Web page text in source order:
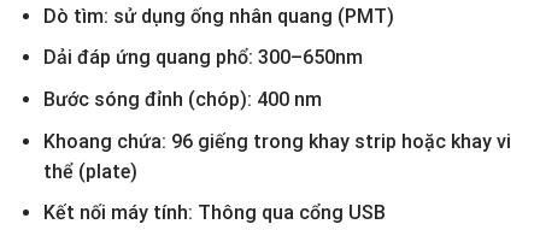
Dò tìm: sử dụng ống nhân quang (PMT)
Dải đáp ứng quang phổ: 300–650nm
Bước sóng đỉnh (chóp): 400 nm
Khoang chứa: 96 giếng trong khay strip hoặc khay vi
thể (plate)
Kết nối máy tính: Thông qua cổng USB